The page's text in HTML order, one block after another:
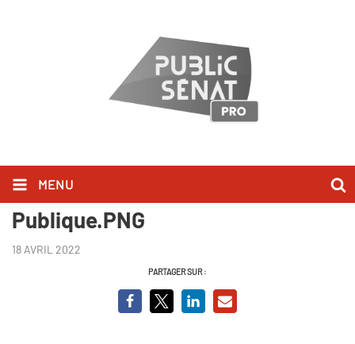
MENU
Laure Lavalette_Audition
Publique.PNG
18 AVRIL 2022
PARTAGER SUR :